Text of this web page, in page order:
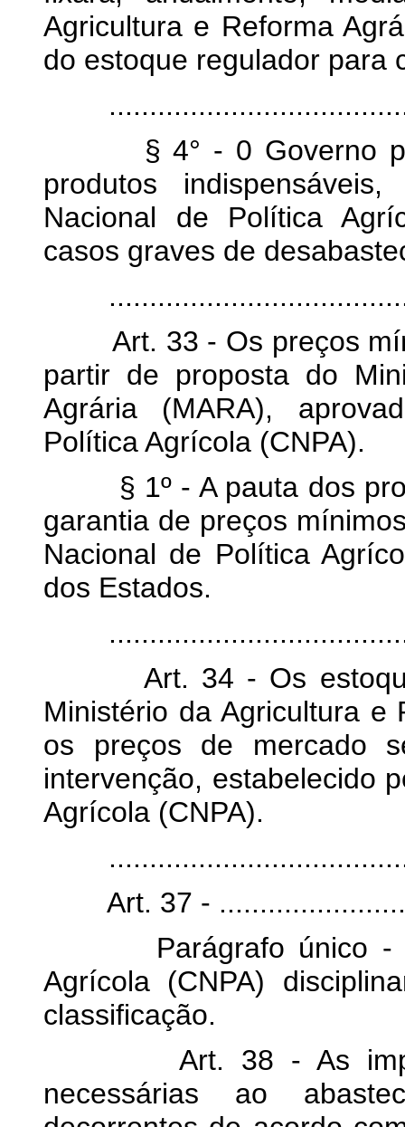
Agricultura e Reforma
do estoque regulador para
§ 4° - 0 Governo
produtos
Nacional de Política
casos graves de
Art. 33 - Os preços
partir de proposta do
Agrária (MARA),
Política Agrícola (CNPA).
§ 1º - A pauta dos
garantia de preços
Nacional de Política
dos Estados.
Art. 34 - Os estoques
Ministério da Agricultura e
os preços de mercado
intervenção, estabelecido
Agrícola (CNPA).
Art. 37 -
Parágrafo único - 0
Agrícola (CNPA)
classificação.
Art. 38 - As
necessárias ao